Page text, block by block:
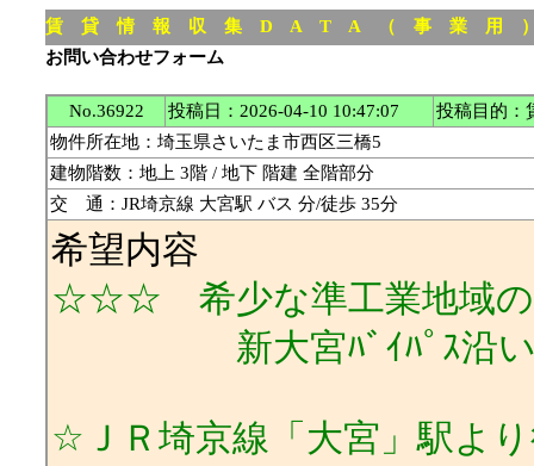
賃 貸 情 報 収 集 D A T A （ 事 業 用
お問い合わせフォーム
No.36922 投稿日：2026-04-10 10:47:07
投稿目的：
物件所在地：埼玉県さいたま市西区三橋5
建物階数：地上 3階 / 地下 階建 全階部分
交 通：JR埼京線 大宮駅 バス 分/徒歩 35分
希望内容
☆☆☆ 希少な準工業地域
新大宮ﾊﾞｲﾊﾟｽ沿い/
☆ＪＲ埼京線「大宮」駅よ